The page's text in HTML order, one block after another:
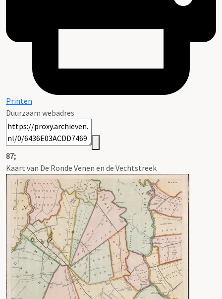
Printen
Duurzaam webadres
87;
Kaart van De Ronde Venen en de Vechtstreek